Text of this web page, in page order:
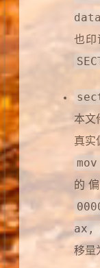
data
也印
本文
真实
的
ax,
移量